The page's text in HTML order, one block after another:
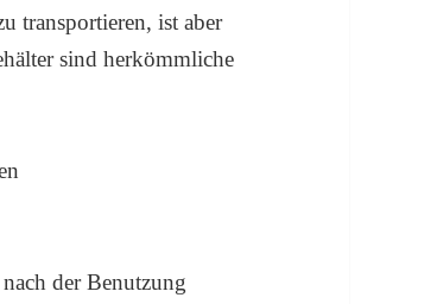
transportieren, ist aber
sind herkömmliche
der Benutzung